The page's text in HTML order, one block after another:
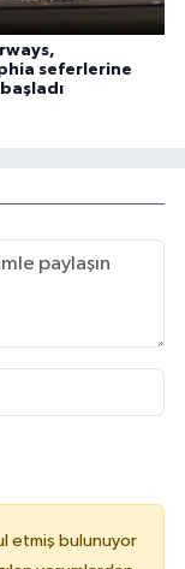
seferlerine
etmiş bulunuyor